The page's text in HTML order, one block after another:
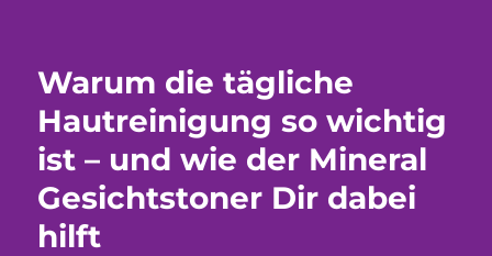
Warum die tägliche
Hautreinigung so wichtig
ist – und wie der Mineral
Gesichtstoner Dir dabei
hilft